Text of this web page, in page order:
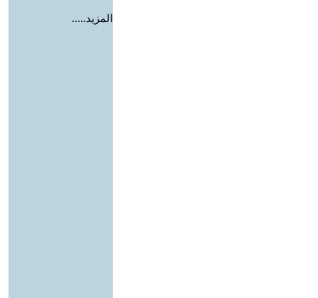
المزيد.....